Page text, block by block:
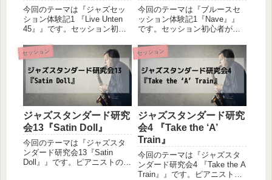
今回のテーマは『ジャズセッ
ション体験記1 『Live Unten
45』』です。セッション初心
加して感じたことを書いてい
く体験記です。感じた事や気
づきを共有させて頂きたいと
思いますので、お付き合いの
程宜しくお願い致...
今回のテーマは『ブルースセ
ッション体験記1『Nave』』
です。セッション初心者が、
感じたことを書いていく体験
記です。感じた事や気づきを
共有させて頂きたいと思いま
すので、お付き合いの程宜し
くお願い致しますm(__)m...
セッション
ジャズスタンダード研究
会13『Satin Doll』
今回のテーマは『ジャズスタ
ンダード研究会13『Satin
Doll』』です。ピアニストの友
セッション
ジャズスタンダード研究
会4 『Take the ‘A’
Train』
今回のテーマは『ジャズスタ
ンダード研究会4 『Take the A
Train』』です。ピアニストの